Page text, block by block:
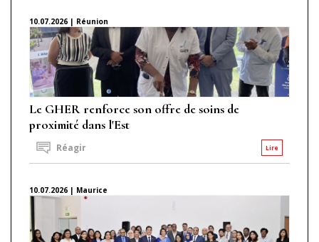
10.07.2026 | Réunion
Le GHER renforce son offre de soins de
proximité dans l'Est
Lire
Réagir
10.07.2026 | Maurice